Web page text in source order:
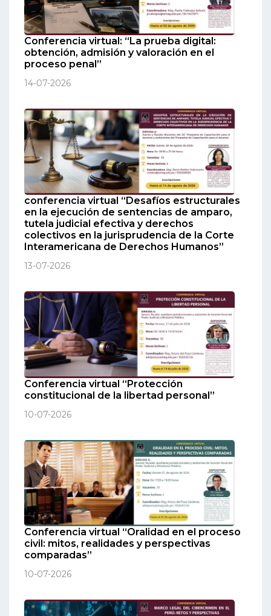
Conferencia virtual: “La prueba digital:
obtención, admisión y valoración en el
proceso penal”
14-07-2026
conferencia virtual “Desafíos estructurales
en la ejecución de sentencias de amparo,
tutela judicial efectiva y derechos
colectivos en la jurisprudencia de la Corte
Interamericana de Derechos Humanos”
13-07-2026
Conferencia virtual “Protección
constitucional de la libertad personal”
10-07-2026
Conferencia virtual “Oralidad en el proceso
civil: mitos, realidades y perspectivas
comparadas”
10-07-2026